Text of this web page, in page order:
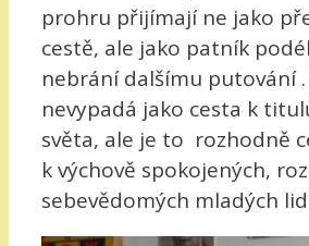
prohru přijímají ne jako
cestě, ale jako patník
nebrání dalšímu putování .
nevypadá jako cesta k
světa, ale je to rozhodně
k výchově spokojených,
sebevědomých mladých